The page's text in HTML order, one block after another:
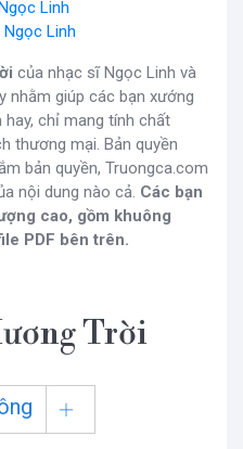
Linh
Linh
của nhạc sĩ Ngọc Linh và
nhằm giúp các bạn xướng
chỉ mang tính chất
thương mại. Bản quyền
bản quyền, Truongca.com
nội dung nào cả. Các bạn
cao, gồm khuông
PDF bên trên.
Trời